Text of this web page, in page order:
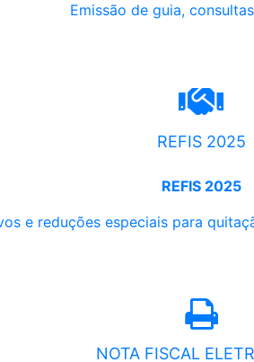
Emissão de guia,
REFIS 2025
REFIS 2025
e reduções especiais para
NOTA FISCAL